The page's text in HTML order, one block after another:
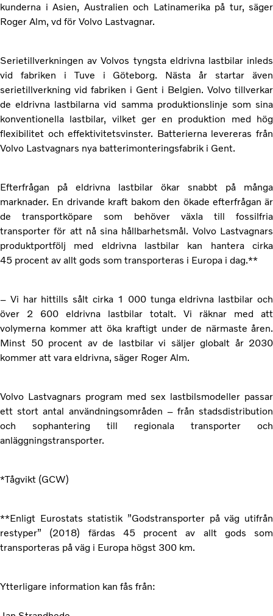
kunderna i Asien, Australien och Latinamerika på tur, säger
Roger Alm, vd för Volvo Lastvagnar.
Serietillverkningen av Volvos tyngsta eldrivna lastbilar inleds
vid fabriken i Tuve i Göteborg. Nästa år startar även
serietillverkning vid fabriken i Gent i Belgien. Volvo tillverkar
de eldrivna lastbilarna vid samma produktionslinje som sina
konventionella lastbilar, vilket ger en produktion med hög
flexibilitet och effektivitetsvinster. Batterierna levereras från
Volvo Lastvagnars nya batterimonteringsfabrik i Gent.
Efterfrågan på eldrivna lastbilar ökar snabbt på många
marknader. En drivande kraft bakom den ökade efterfrågan är
de transportköpare som behöver växla till fossilfria
transporter för att nå sina hållbarhetsmål. Volvo Lastvagnars
produktportfölj med eldrivna lastbilar kan hantera cirka
45 procent av allt gods som transporteras i Europa i dag.**
– Vi har hittills sålt cirka 1 000 tunga eldrivna lastbilar och
över 2 600 eldrivna lastbilar totalt. Vi räknar med att
volymerna kommer att öka kraftigt under de närmaste åren.
Minst 50 procent av de lastbilar vi säljer globalt år 2030
kommer att vara eldrivna, säger Roger Alm.
Volvo Lastvagnars program med sex lastbilsmodeller passar
ett stort antal användningsområden – från stadsdistribution
och sophantering till regionala transporter och
anläggningstransporter.
*Tågvikt (GCW)
**Enligt Eurostats statistik ”Godstransporter på väg utifrån
restyper” (2018) färdas 45 procent av allt gods som
transporteras på väg i Europa högst 300 km.
Ytterligare information kan fås från: